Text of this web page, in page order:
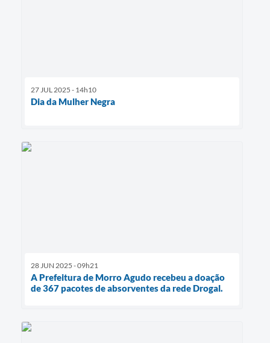
27 JUL 2025 - 14h10
Dia da Mulher Negra
28 JUN 2025 - 09h21
A Prefeitura de Morro Agudo recebeu a doação
de 367 pacotes de absorventes da rede Drogal.